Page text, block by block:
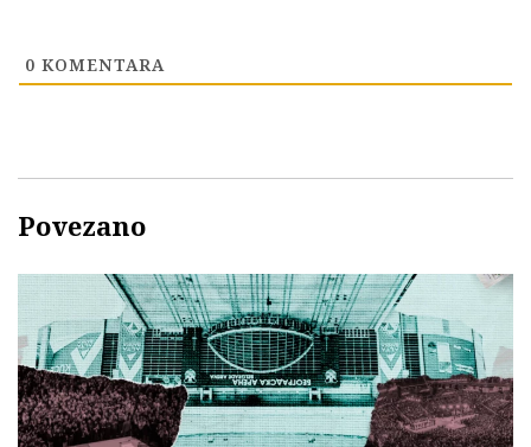
0 KOMENTARA
Povezano